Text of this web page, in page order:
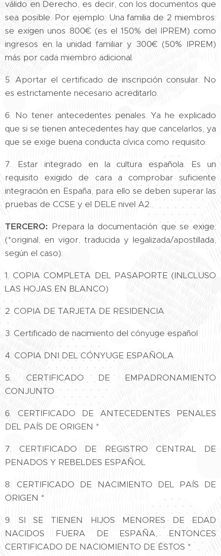
válido en Derecho, es decir, con los documentos que
sea posible. Por ejemplo: Una familia de 2 miembros:
se exigen unos 800€ (es el 150% del IPREM) como
ingresos en la unidad familiar y 300€ (50% IPREM)
más por cada miembro adicional.
5. Aportar el certificado de inscripción consular. No
es estrictamente necesario acreditarlo.
6. No tener antecedentes penales. Ya he explicado
que si se tienen antecedentes hay que cancelarlos, ya
que se exige buena conducta cívica como requisito.
7. Estar integrado en la cultura española. Es un
requisito exigido de cara a comprobar suficiente
integración en España, para ello se deben superar las
pruebas de CCSE y el DELE nivel A2.
TERCERO: Prepara la documentación que se exige:
(*original, en vigor, traducida y legalizada/apostillada,
según el caso):
1. COPIA COMPLETA DEL PASAPORTE (INLCLUSO
LAS HOJAS EN BLANCO)
2. COPIA DE TARJETA DE RESIDENCIA
3. Certificado de nacimiento del cónyuge español
4. COPIA DNI DEL CÓNYUGE ESPAÑOLA
5. CERTIFICADO DE EMPADRONAMIENTO
CONJUNTO
6. CERTIFICADO DE ANTECEDENTES PENALES
DEL PAÍS DE ORIGEN *
7. CERTIFICADO DE REGISTRO CENTRAL DE
PENADOS Y REBELDES ESPAÑOL
8. CERTIFICADO DE NACIMIENTO DEL PAÍS DE
ORIGEN *
9. SI SE TIENEN HIJOS MENORES DE EDAD
NACIDOS FUERA DE ESPAÑA, ENTONCES
CERTIFICADO DE NACIOMIENTO DE ÉSTOS *